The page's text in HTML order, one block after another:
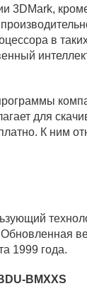
3DMark,
в
для
К ним
1999 года.
BMXXS